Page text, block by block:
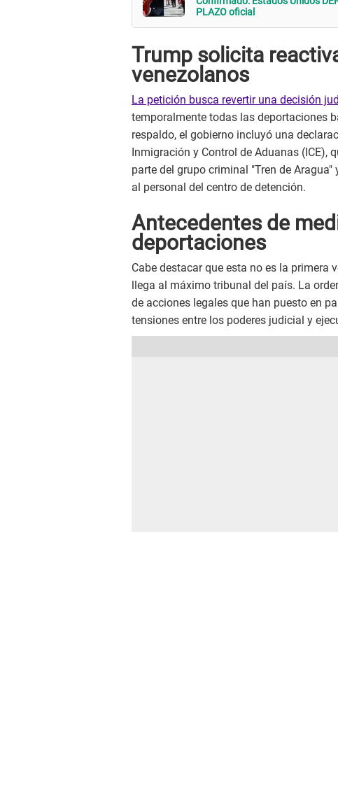
PLAZO oficial
Trump solicita
venezolanos
La petición busca revertir una decisión
temporalmente todas las deportaciones
respaldo, el gobierno incluyó una
Inmigración y Control de Aduanas (ICE),
parte del grupo criminal "Tren de
al personal del centro de detención.
Antecedentes de
deportaciones
Cabe destacar que esta no es la primera
llega al máximo tribunal del país. La
de acciones legales que han puesto en
tensiones entre los poderes judicial y